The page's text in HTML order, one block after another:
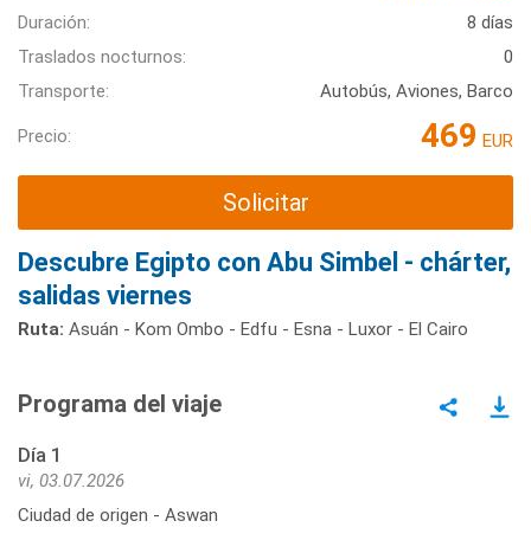
Duración:
8 días
Traslados nocturnos:
0
Transporte:
Autobús, Aviones, Barco
Precio: 469 EUR
Solicitar
Descubre Egipto con Abu Simbel - chárter,
salidas viernes
Ruta: Asuán - Kom Ombo - Edfu - Esna - Luxor - El Cairo
Programa del viaje
Día 1
vi, 03.07.2026
Ciudad de origen - Aswan